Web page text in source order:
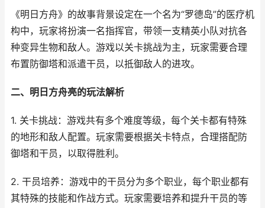
《明日方舟》的故事背景设定在一个名为“罗德岛”的医疗机
构中，玩家将扮演一名指挥官，带领一支精英小队对抗各
种变异生物和敌人。游戏以关卡挑战为主，玩家需要合理
布置防御塔和派遣干员，以抵御敌人的进攻。
二、明日方舟亮的玩法解析
1. 关卡挑战：游戏共有多个难度等级，每个关卡都有特殊
的地形和敌人配置。玩家需要根据关卡特点，合理搭配防
御塔和干员，以取得胜利。
2. 干员培养：游戏中的干员分为多个职业，每个职业都有
其特殊的技能和作战方式。玩家需要培养和提升干员的等